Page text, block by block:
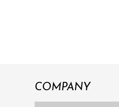
COMPANY